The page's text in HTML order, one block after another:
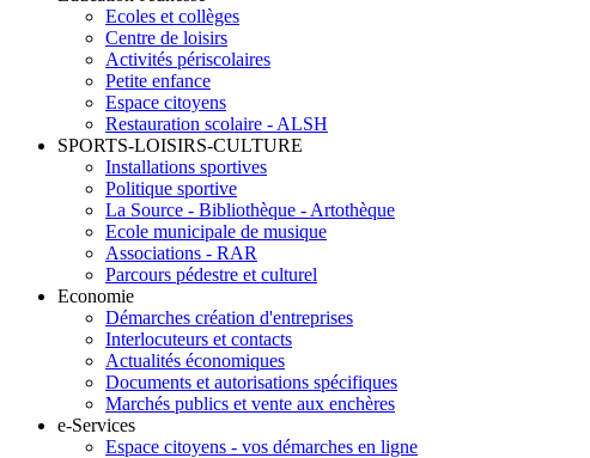
Ecoles et collèges
Centre de loisirs
Activités périscolaires
Petite enfance
Espace citoyens
Restauration scolaire - ALSH
SPORTS-LOISIRS-CULTURE
Installations sportives
Politique sportive
La Source - Bibliothèque - Artothèque
Ecole municipale de musique
Associations - RAR
Parcours pédestre et culturel
Economie
Démarches création d'entreprises
Interlocuteurs et contacts
Actualités économiques
Documents et autorisations spécifiques
Marchés publics et vente aux enchères
e-Services
Espace citoyens - vos démarches en ligne